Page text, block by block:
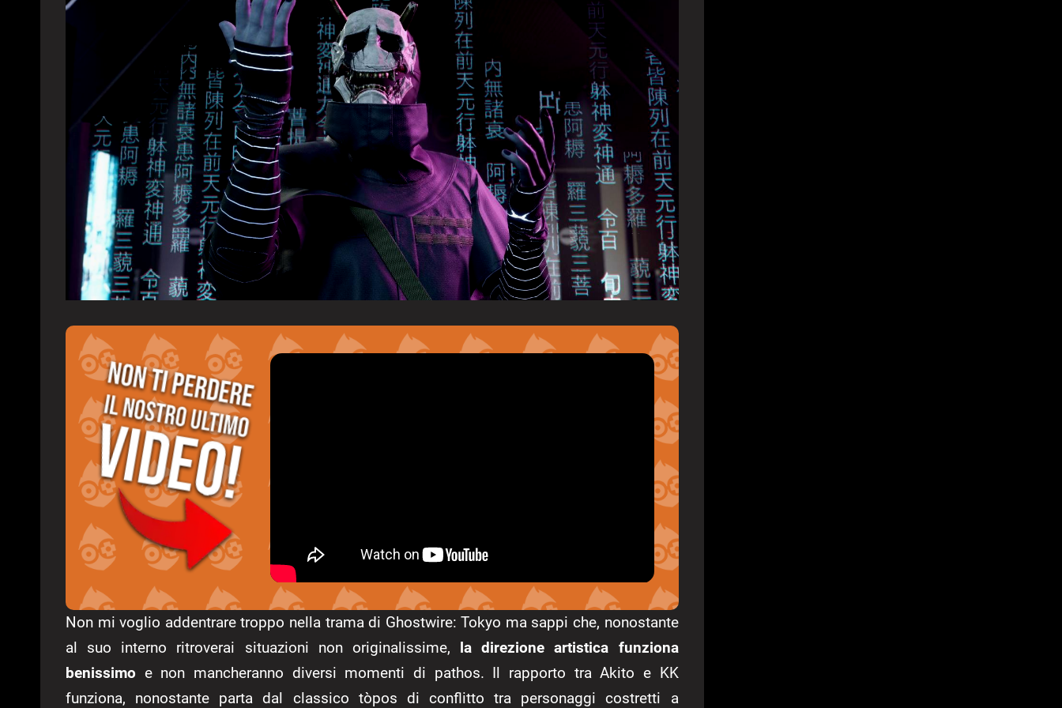
Non mi voglio addentrare troppo nella trama di Ghostwire: Tokyo ma sappi che, nonostante
al suo interno ritroverai situazioni non originalissime, la direzione artistica funziona
benissimo e non mancheranno diversi momenti di pathos. Il rapporto tra Akito e KK
funziona, nonostante parta dal classico tòpos di conflitto tra personaggi costretti a